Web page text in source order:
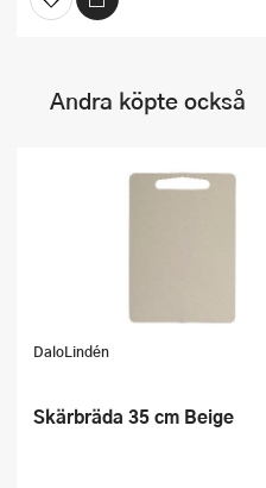
Andra köpte också
DaloLindén
Skärbräda 35 cm Beige